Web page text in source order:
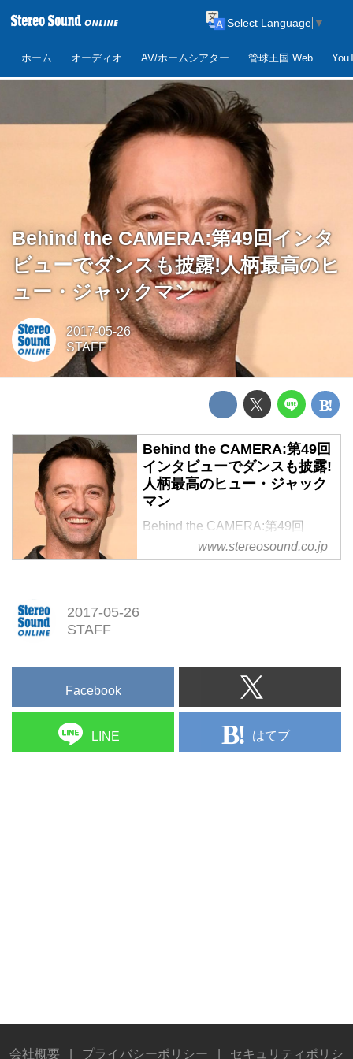
ホーム オーディオ AV/ホームシアター 管球王国 Web
Select Language ▼
Behind the CAMERA:第49回インタ
ビューでダンスも披露!人柄最高のヒ
ュー・ジャックマン
2017-05-26
STAFF
Behind the CAMERA:第49回
インタビューでダンスも披露!
人柄最高のヒュー・ジャック
マン
Behind the CAMERA:第49回
インタビューでダンスも披露!人
柄最高のヒュー・ジャックマン
www.stereosound.co.jp
2017-05-26
STAFF
Facebook
LINE はてブ
会社概要 プライバシーポリシー セキュリティポリシ